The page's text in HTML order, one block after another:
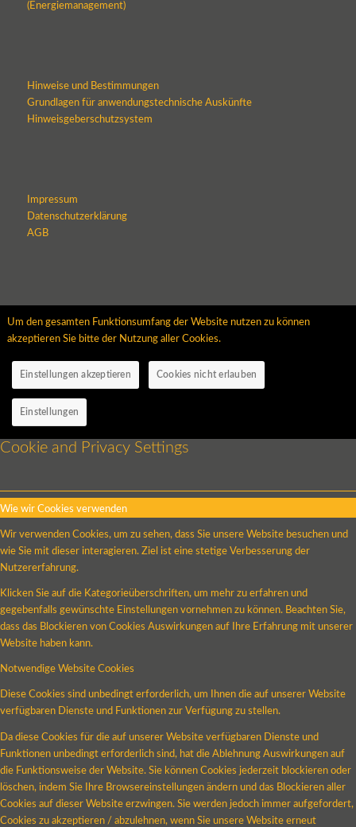
(Energiemanagement)
Hinweise und Bestimmungen
Grundlagen für anwendungstechnische Auskünfte
Hinweisgeberschutzsystem
Impressum
Datenschutzerklärung
AGB
Um den gesamten Funktionsumfang der Website nutzen zu können
akzeptieren Sie bitte der Nutzung aller Cookies.
Einstellungen akzeptieren Cookies nicht erlauben
Einstellungen
Cookie and Privacy Settings
Wie wir Cookies verwenden
Wir verwenden Cookies, um zu sehen, dass Sie unsere Website besuchen und
wie Sie mit dieser interagieren. Ziel ist eine stetige Verbesserung der
Nutzererfahrung.
Klicken Sie auf die Kategorieüberschriften, um mehr zu erfahren und
gegebenfalls gewünschte Einstellungen vornehmen zu können. Beachten Sie,
dass das Blockieren von Cookies Auswirkungen auf Ihre Erfahrung mit unserer
Website haben kann.
Notwendige Website Cookies
Diese Cookies sind unbedingt erforderlich, um Ihnen die auf unserer Website
verfügbaren Dienste und Funktionen zur Verfügung zu stellen.
Da diese Cookies für die auf unserer Website verfügbaren Dienste und
Funktionen unbedingt erforderlich sind, hat die Ablehnung Auswirkungen auf
die Funktionsweise der Website. Sie können Cookies jederzeit blockieren oder
löschen, indem Sie Ihre Browsereinstellungen ändern und das Blockieren aller
Cookies auf dieser Website erzwingen. Sie werden jedoch immer aufgefordert,
Cookies zu akzeptieren / abzulehnen, wenn Sie unsere Website erneut